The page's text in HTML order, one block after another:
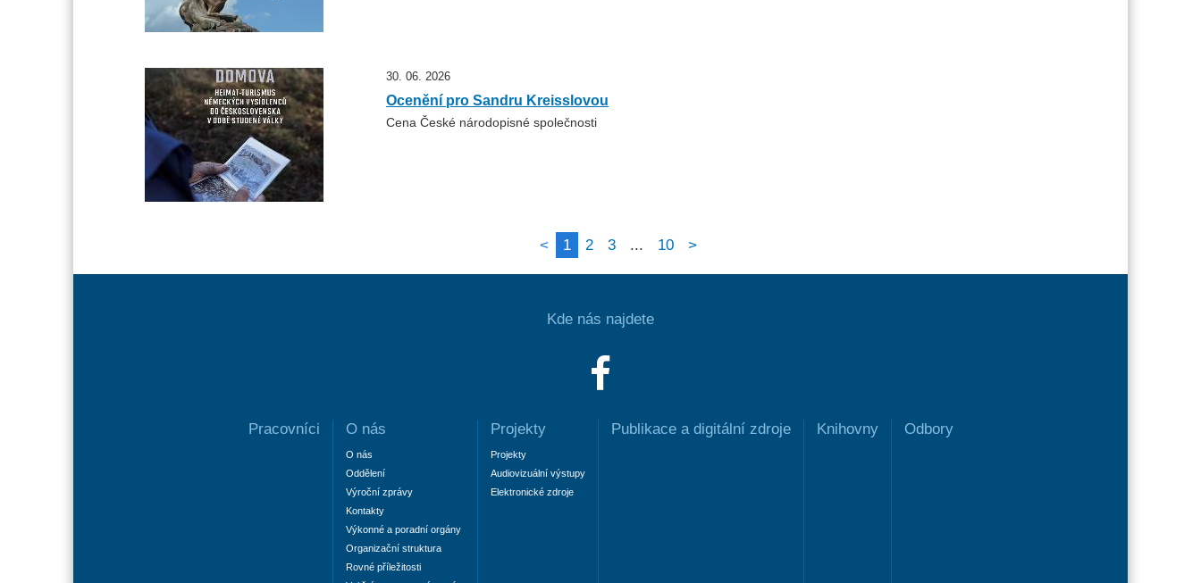
30. 06. 2026
Ocenění pro Sandru Kreisslovou
Cena České národopisné společnosti
< 1 2 3 ... 10 >
Kde nás najdete
Pracovníci O nás
O nás
Oddělení
Výroční zprávy
Kontakty
Výkonné a poradní orgány
Organizační struktura
Rovné příležitosti
Projekty
Projekty
Audiovizuální výstupy
Elektronické zdroje
Publikace a digitální zdroje Knihovny Odbory